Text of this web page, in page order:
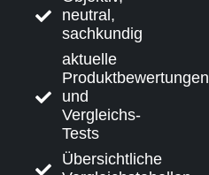
neutral,
sachkundig
aktuelle
Produktbewertungen
und
Vergleichs-
Tests
Übersichtliche